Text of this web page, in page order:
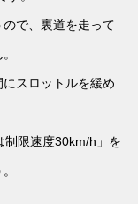
ので、裏道を走って
スロットルを緩め
制限速度30km/h」を